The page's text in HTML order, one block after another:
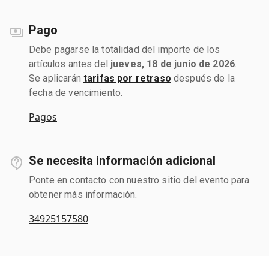
Pago
Debe pagarse la totalidad del importe de los
artículos antes del jueves, 18 de junio de 2026
Se aplicarán tarifas por retraso después de la
fecha de vencimiento.
Pagos
Se necesita información adicional
Ponte en contacto con nuestro sitio del evento para
obtener más información.
34925157580